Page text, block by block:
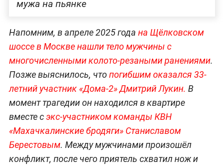
мужа на пьянке
Напомним, в апреле 2025 года на Щёлковском
шоссе в Москве нашли тело мужчины с
многочисленными колото-резаными ранениями.
Позже выяснилось, чтопогибшим оказался 33-
летний участник «Дома-2» Дмитрий Лукин. В
момент трагедии он находился в квартире
вместе сэкс-участником команды КВН
«Махачкалинские бродяги» Станиславом
Берестовым. Между мужчинами произошёл
конфликт, после чего приятель схватил нож и